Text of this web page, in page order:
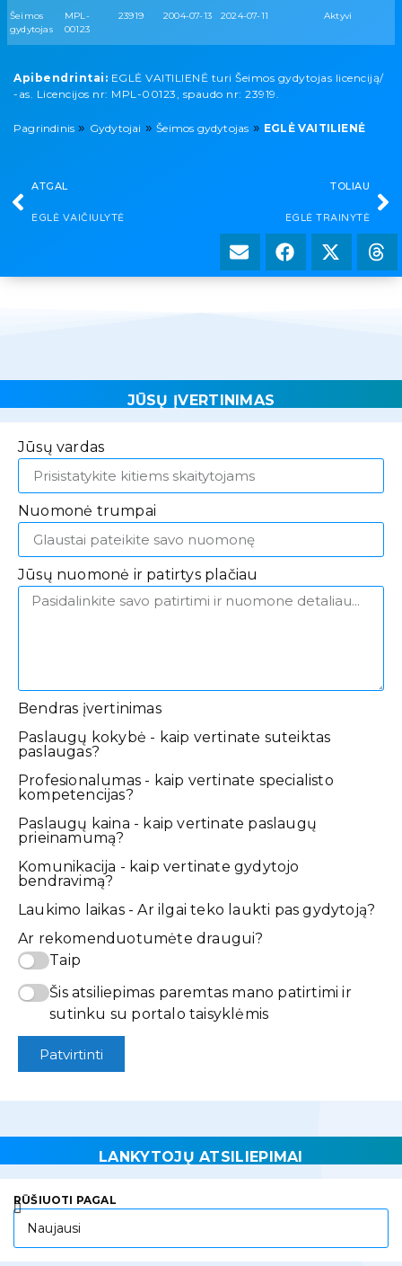
Šeimos
gydytojas
MPL-
00123
23919 2004-07-13 2024-07-11 Aktyvi
Apibendrintai: EGLĖ VAITILIENĖ turi Šeimos gydytojas licenciją/
-as. Licencijos nr: MPL-00123, spaudo nr: 23919.
Pagrindinis » Gydytojai »Šeimos gydytojas » EGLĖ VAITILIENĖ
ATGAL
EGLĖ VAIČIULYTĖ
TOLIAU
EGLĖ TRAINYTĖ
JŪSŲ ĮVERTINIMAS
Jūsų vardas
Nuomonė trumpai
Jūsų nuomonė ir patirtys plačiau
Bendras įvertinimas
Paslaugų kokybė - kaip vertinate suteiktas
paslaugas?
Profesionalumas - kaip vertinate specialisto
kompetencijas?
Paslaugų kaina - kaip vertinate paslaugų
prieinamumą?
Komunikacija - kaip vertinate gydytojo
bendravimą?
Laukimo laikas - Ar ilgai teko laukti pas gydytoją?
Ar rekomenduotumėte draugui?
Taip
Šis atsiliepimas paremtas mano patirtimi ir
sutinku su portalo taisyklėmis
Patvirtinti
LANKYTOJŲ ATSILIEPIMAI
RŪŠIUOTI PAGAL